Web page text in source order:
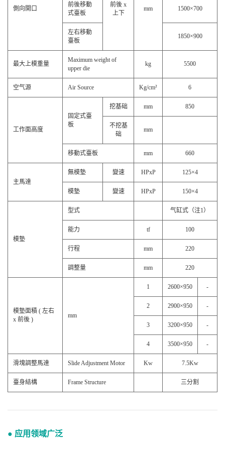
側向開口
前後 x
上下
mm
前後移動
式臺板
1500×700
左右移動
臺板
1850×900
最大上模重量
Maximum weight of
upper die
kg 5500
空气源 Air Source Kg/cm² 6
工作面高度
固定式臺
板
挖基础 mm 850
不挖基
础
mm
移動式臺板 mm 660
主馬達
無模墊 變速 HPxP 125×4
模墊 變速 HPxP 150×4
模墊
型式 气缸式（注1）
能力 tf 100
行程 mm 220
調整量 mm 220
模墊面積 ( 左右
x 前後 )
mm
1 2600×950 -
2 2900×950 -
3 3200×950 -
4 3500×950 -
滑塊調整馬達 Slide Adjustment Motor Kw 7.5Kw
臺身結構 Frame Structure 三分割
● 应用领域广泛